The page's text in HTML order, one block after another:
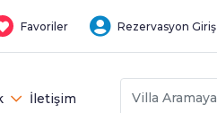
Favoriler Rezervasyon Giriş
İletişim